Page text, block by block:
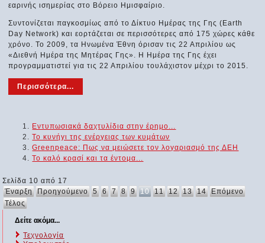
εαρινής ισημερίας στο Βόρειο Ημισφαίριο.
Συντονίζεται παγκοσμίως από το Δίκτυο Ημέρας της Γης (Earth
Day Network) και εορτάζεται σε περισσότερες από 175 χώρες κάθε
χρόνο. To 2009, τα Ηνωμένα Έθνη όρισαν τις 22 Απριλίου ως
«Διεθνή Ημέρα της Μητέρας Γης». Η Ημέρα της Γης έχει
προγραμματιστεί για τις 22 Απριλίου τουλάχιστον μέχρι το 2015.
Περισσότερα...
Εντυπωσιακά δαχτυλίδια στην έρημο...
Το κυνήγι της ενέργειας των κυμάτων
Greenpeace: Πως να μειώσετε τον λογαριασμό της ΔΕΗ
Το καλό κρασί και τα έντομα...
Σελίδα 10 από 17
Έναρξη Προηγούμενο 5 6 7 8 9 10 11 12 13 14 Επόμενο
Τέλος
Δείτε ακόμα...
Τεχνολογία